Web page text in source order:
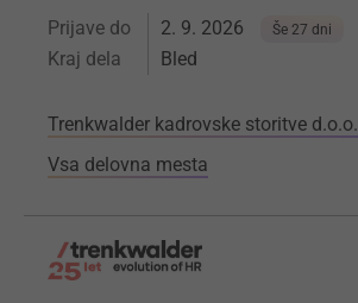
Prijave do 2. 9. 2026 Še 27 dni
Kraj dela Bled
Trenkwalder kadrovske storitve d.o.o.
Vsa delovna mesta